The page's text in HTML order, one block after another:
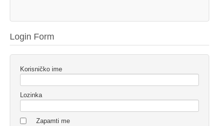
Login Form
Korisničko ime
Lozinka
Zapamti me